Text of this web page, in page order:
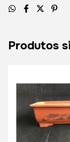
Produtos